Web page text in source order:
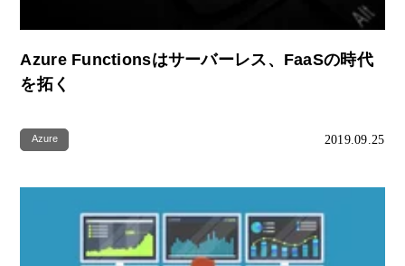
Azure Functionsはサーバーレス、FaaSの時代
を拓く
Azure 2019.09.25